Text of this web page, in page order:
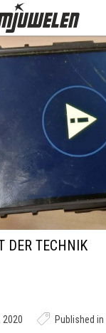
DER TECHNIK
2020 Published in